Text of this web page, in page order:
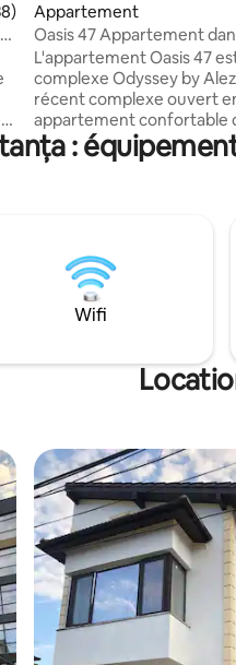
moyenne sur la base de 38
Appartement
Oasis 47 Appartement
et parking
L'appartement Oasis 47
complexe Odyssey by
récent complexe ouvert
appartement confortable
chambre propose un
4 adultes ou 2 adultes et 2
restaurants. * Accès
l'aire de jeux * Accès
toute l'année et à
et parking gratuits * Café/
:
Wifi